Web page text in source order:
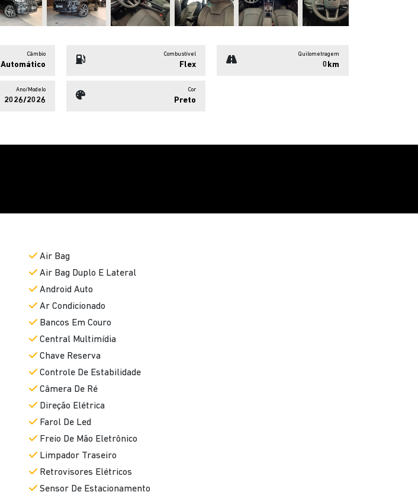
Câmbio
Automático
Combustível
Flex
Quilometragem
0km
Ano/Modelo
2026/2026
Cor
Preto
Air Bag
Air Bag Duplo E Lateral
Android Auto
Ar Condicionado
Bancos Em Couro
Central Multimídia
Chave Reserva
Controle De Estabilidade
Câmera De Ré
Direção Elétrica
Farol De Led
Freio De Mão Eletrônico
Limpador Traseiro
Retrovisores Elétricos
Sensor De Estacionamento